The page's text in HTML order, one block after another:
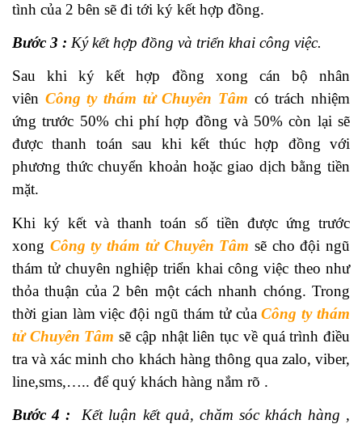
tình của 2 bên sẽ đi tới ký kết hợp đồng.
Bước 3 : Ký kết hợp đồng và triển khai công việc.
Sau khi ký kết hợp đồng xong cán bộ nhân
viên Công ty thám tử Chuyên Tâm có trách nhiệm
ứng trước 50% chi phí hợp đồng và 50% còn lại sẽ
được thanh toán sau khi kết thúc hợp đồng với
phương thức chuyển khoản hoặc giao dịch bằng tiền
mặt.
Khi ký kết và thanh toán số tiền được ứng trước
xong Công ty thám tử Chuyên Tâm sẽ cho đội ngũ
thám tử chuyên nghiệp triển khai công việc theo như
thỏa thuận của 2 bên một cách nhanh chóng. Trong
thời gian làm việc đội ngũ thám tử của Công ty thám
tử Chuyên Tâm sẽ cập nhật liên tục về quá trình điều
tra và xác minh cho khách hàng thông qua zalo, viber,
line,sms,….. để quý khách hàng nắm rõ .
Bước 4 : Kết luận kết quả, chăm sóc khách hàng ,